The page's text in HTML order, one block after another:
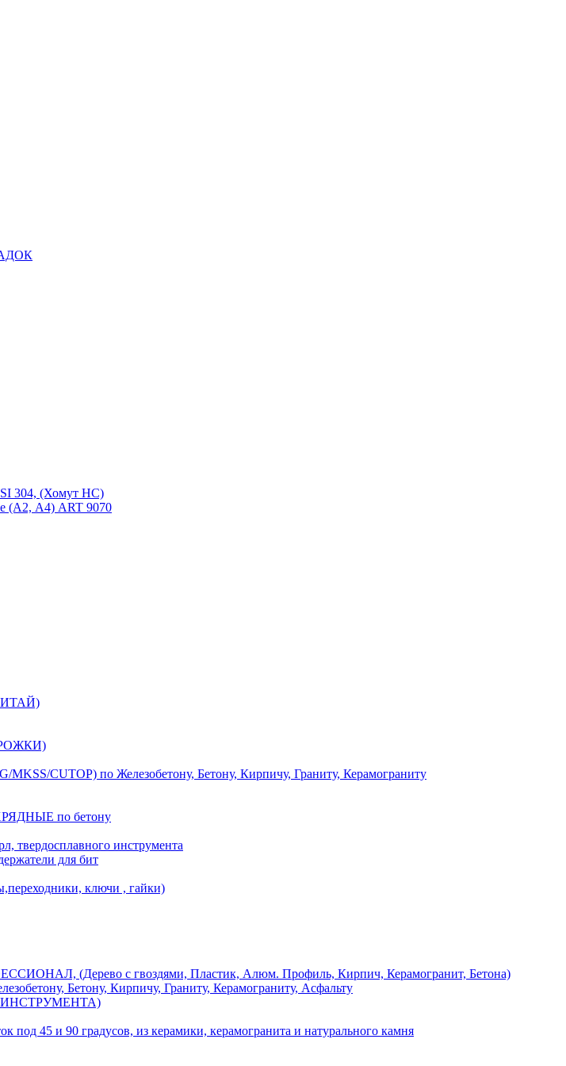
304, (Хомут НС)
(А2, А4) ART 9070
по Железобетону, Бетону, Кирпичу, Граниту, Керамограниту
по бетону
инструмента
для бит
ключи , гайки)
(Дерево с гвоздями, Пластик, Алюм. Профиль, Кирпич, Керамогранит, Бетона)
Бетону, Кирпичу, Граниту, Керамограниту, Асфальту
90 градусов, из керамики, керамогранита и натурального камня